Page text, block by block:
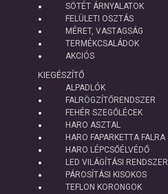
SÖTÉT ÁRNYALATOK
FELÜLETI OSZTÁS
MÉRET, VASTAGSÁG
TERMÉKCSALÁDOK
AKCIÓS
KIEGÉSZÍTŐ
ALPADLÓK
FALRÖGZÍTŐRENDSZER
FEHÉR SZEGŐLÉCEK
HARO ASZTAL
HARO FAPARKETTA FALRA
HARO LÉPCSŐÉLVÉDŐ
LED VILÁGÍTÁSI RENDSZER
PÁROSÍTÁSI KISOKOS
TEFLON KORONGOK